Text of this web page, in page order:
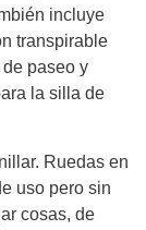
incluye
transpirable
paseo y
la silla de
Ruedas en
uso pero sin
cosas, de